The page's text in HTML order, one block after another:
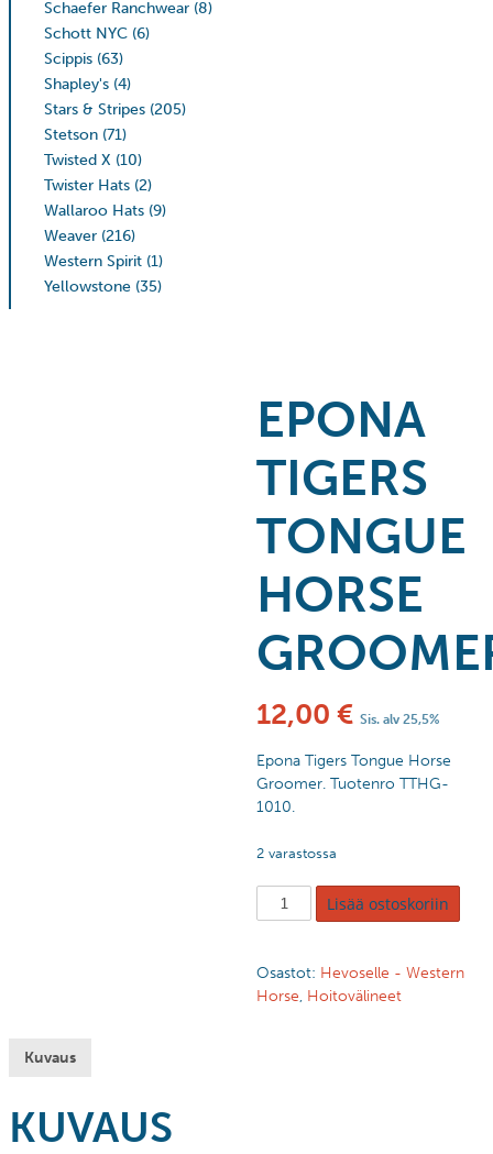
Schaefer Ranchwear (8)
Schott NYC (6)
Scippis (63)
Shapley's (4)
Stars & Stripes (205)
Stetson (71)
Twisted X (10)
Twister Hats (2)
Wallaroo Hats (9)
Weaver (216)
Western Spirit (1)
Yellowstone (35)
EPONA
TIGERS
TONGUE
HORSE
12,00 € Sis. alv 25,5%
Epona Tigers Tongue Horse
Groomer. Tuotenro TTHG-
1010.
2 varastossa
Lisää ostoskoriin
Osastot: Hevoselle - Western
Horse, Hoitovälineet
Kuvaus
KUVAUS